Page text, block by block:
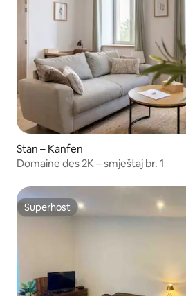
Stan – Kanfen
Domaine des 2K – smještaj br. 1
Superhost
Superhost